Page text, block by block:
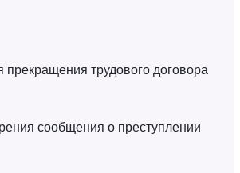
трудового договора
сообщения о преступлении